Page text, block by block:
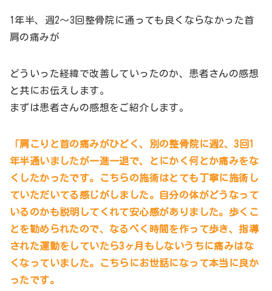
1年半、週2〜3回整骨院に通っても良くならなかった首
肩の痛みが
どういった経緯で改善していったのか、患者さんの感想
と共にお伝えします。
まずは患者さんの感想をご紹介します。
「肩こりと首の痛みがひどく、別の整骨院に週2、3回1
年半通いましたが一進一退で、とにかく何とか痛みをな
くしたかったです。こちらの施術はとても丁寧に施術し
ていただいてる感じがしました。自分の体がどうなって
いるのかも説明してくれて安心感がありました。歩くこ
とを勧められたので、なるべく時間を作って歩き、指導
された運動をしていたら3ヶ月もしないうちに痛みはな
くなっていました。こちらにお世話になって本当に良か
ったです。